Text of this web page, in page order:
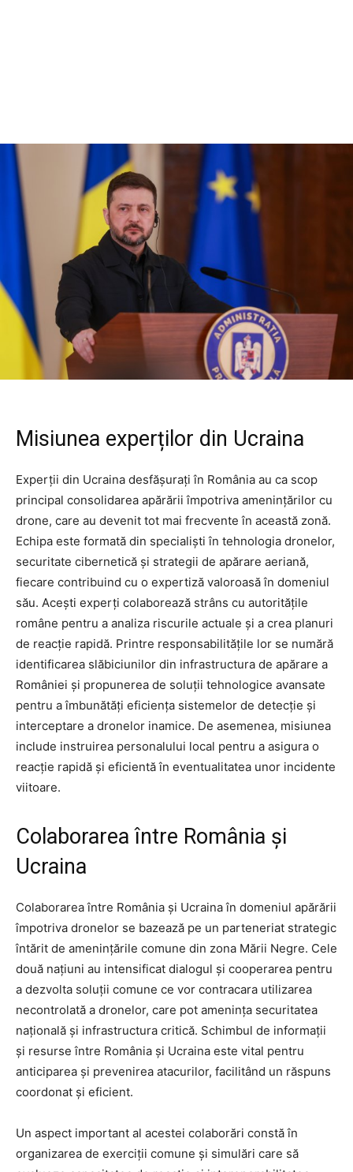
Misiunea experților din Ucraina
Experții din Ucraina desfășurați în România au ca scop
principal consolidarea apărării împotriva amenințărilor cu
drone, care au devenit tot mai frecvente în această zonă.
Echipa este formată din specialiști în tehnologia dronelor,
securitate cibernetică și strategii de apărare aeriană,
fiecare contribuind cu o expertiză valoroasă în domeniul
său. Acești experți colaborează strâns cu autoritățile
române pentru a analiza riscurile actuale și a crea planuri
de reacție rapidă. Printre responsabilitățile lor se numără
identificarea slăbiciunilor din infrastructura de apărare a
României și propunerea de soluții tehnologice avansate
pentru a îmbunătăți eficiența sistemelor de detecție și
interceptare a dronelor inamice. De asemenea, misiunea
include instruirea personalului local pentru a asigura o
reacție rapidă și eficientă în eventualitatea unor incidente
viitoare.
Colaborarea între România și
Ucraina
Colaborarea între România și Ucraina în domeniul apărării
împotriva dronelor se bazează pe un parteneriat strategic
întărit de amenințările comune din zona Mării Negre. Cele
două națiuni au intensificat dialogul și cooperarea pentru
a dezvolta soluții comune ce vor contracara utilizarea
necontrolată a dronelor, care pot amenința securitatea
națională și infrastructura critică. Schimbul de informații
și resurse între România și Ucraina este vital pentru
anticiparea și prevenirea atacurilor, facilitând un răspuns
coordonat și eficient.
Un aspect important al acestei colaborări constă în
organizarea de exerciții comune și simulări care să